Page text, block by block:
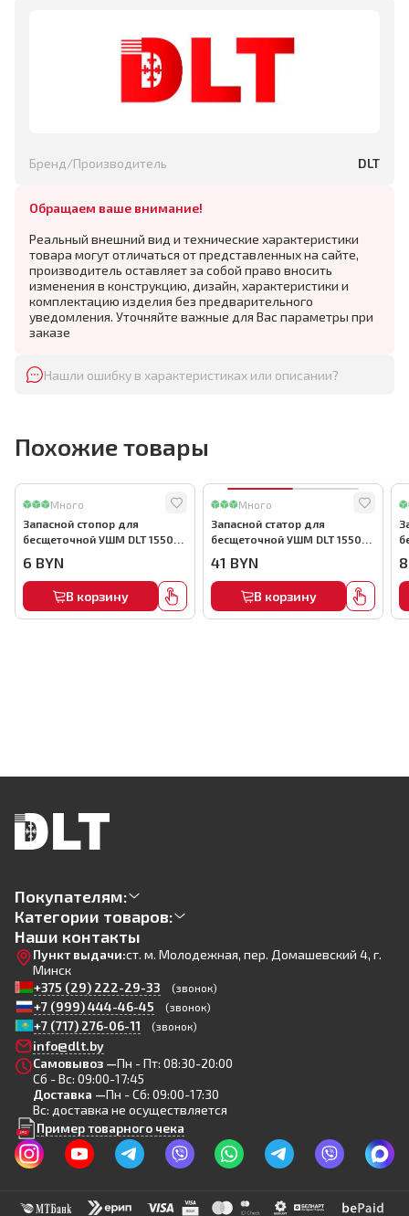
Бренд/Производитель DLT
Обращаем ваше внимание!
Реальный внешний вид и технические характеристики
товара могут отличаться от представленных на сайте,
производитель оставляет за собой право вносить
изменения в конструкцию, дизайн, характеристики и
комплектацию изделия без предварительного
уведомления. Уточняйте важные для Вас параметры при
заказе
Нашли ошибку в характеристиках или описании?
Похожие товары
Много
Запасной стопор для
бесщеточной УШМ DLT 1550
6 BYN
В корзину
Много
Запасной статор для
бесщеточной УШМ DLT 1550
41 BYN
В корзину
Покупателям:
Категории товаров:
Наши контакты
Пункт выдачи:ст. м. Молодежная, пер. Домашевский 4, г.
Минск
+375 (29) 222-29-33
(звонок)
+7 (999) 444-46-45 (звонок)
+7 (717) 276-06-11 (звонок)
info@dlt.by
Самовывоз —Пн - Пт: 08:30-20:00
Сб - Вс: 09:00-17:45
Доставка —Пн - Сб: 09:00-17:30
Вс: доставка не осуществляется
Пример товарного чека